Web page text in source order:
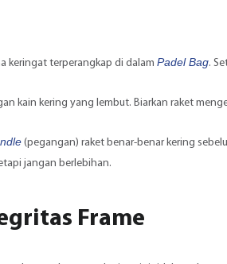
keringat terperangkap di dalam Padel Bag.
kain kering yang lembut. Biarkan raket
(pegangan) raket benar-benar kering
jangan berlebihan.
Frame